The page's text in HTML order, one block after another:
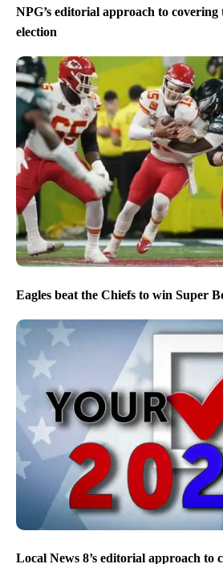
NPG’s editorial approach to covering
election
Eagles beat the Chiefs to win Super
Local News 8’s editorial approach to